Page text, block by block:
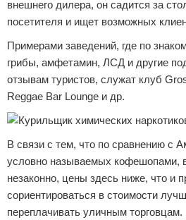
внешнего дилера, он садится за
посетителя и ищет возможных
Примерами заведений, где по
грибы, амфетамин, ЛСД и другие
отзывам туристов, служат клуб
Reggae Bar Lounge и др.
В связи с тем, что по сравнению с
условно называемых кофешопами,
незаконно, цены здесь ниже, что и
сориентироваться в стоимости
переплачивать уличным торговцам.